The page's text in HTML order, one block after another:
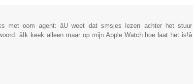
met oom agent: âU weet dat smsjes lezen achter het stuur
âIk keek alleen maar op mijn Apple Watch hoe laat het is!â